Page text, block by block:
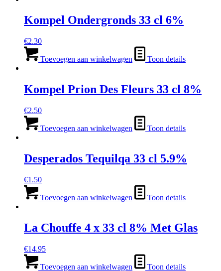
Kompel Ondergronds 33 cl 6%
€2.30
Toevoegen aan winkelwagen Toon details
Kompel Prion Des Fleurs 33 cl 8%
€2.50
Toevoegen aan winkelwagen Toon details
Desperados Tequilqa 33 cl 5.9%
€1.50
Toevoegen aan winkelwagen Toon details
La Chouffe 4 x 33 cl 8% Met Glas
€14.95
Toevoegen aan winkelwagen Toon details